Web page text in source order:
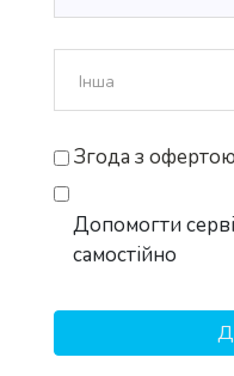
Згода з офертою
Допомогти
самостійно